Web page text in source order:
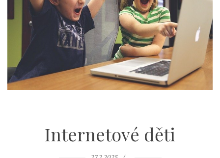
Internetové děti